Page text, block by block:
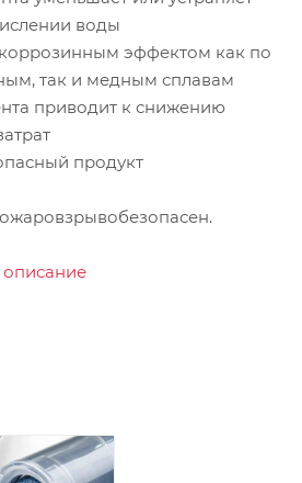
воды
эффектом как по
так и медным сплавам
приводит к снижению
продукт